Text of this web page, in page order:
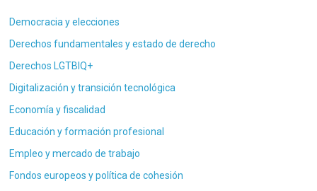
Democracia y elecciones
Derechos fundamentales y estado de derecho
Derechos LGTBIQ+
Digitalización y transición tecnológica
Economía y fiscalidad
Educación y formación profesional
Empleo y mercado de trabajo
Fondos europeos y política de cohesión